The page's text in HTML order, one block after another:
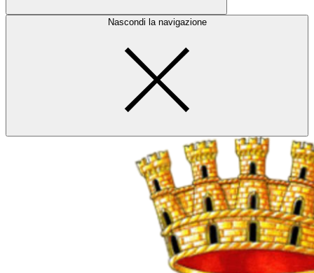
Nascondi la navigazione